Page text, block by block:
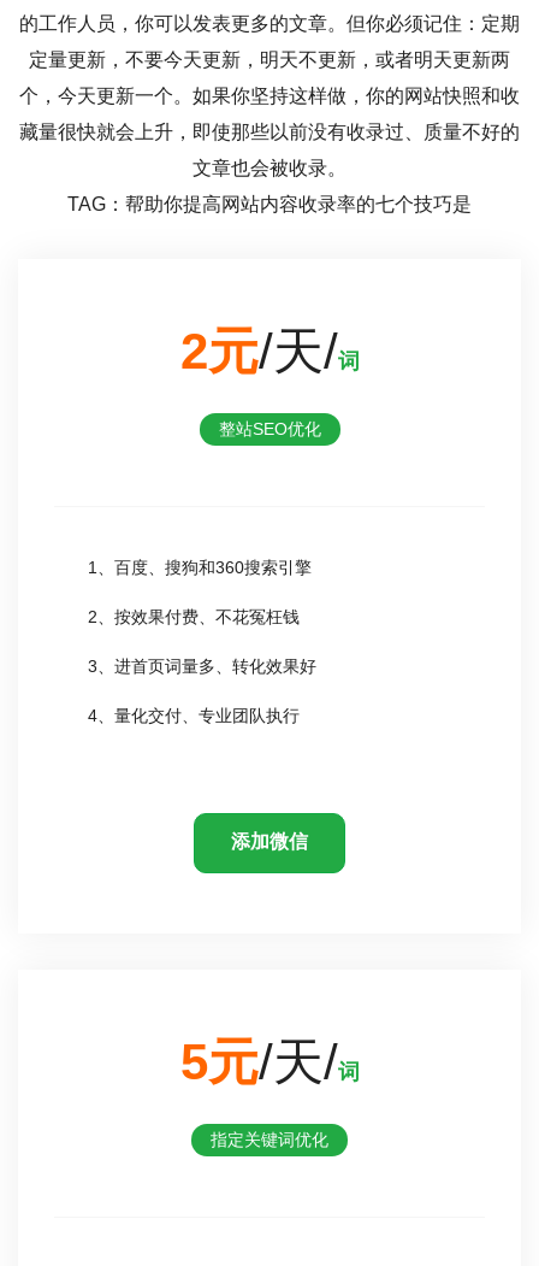
的工作人员，你可以发表更多的文章。但你必须记住：定期
定量更新，不要今天更新，明天不更新，或者明天更新两
个，今天更新一个。如果你坚持这样做，你的网站快照和收
藏量很快就会上升，即使那些以前没有收录过、质量不好的
文章也会被收录。
TAG：帮助你提高网站内容收录率的七个技巧是
2元/天/词
整站SEO优化
1、百度、搜狗和360搜索引擎
2、按效果付费、不花冤枉钱
3、进首页词量多、转化效果好
4、量化交付、专业团队执行
添加微信
5元/天/词
指定关键词优化